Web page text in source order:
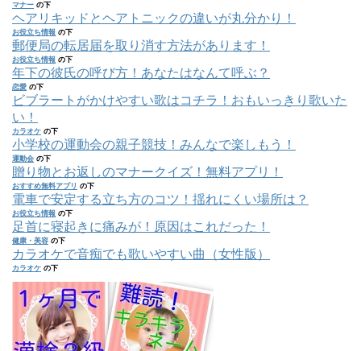
マナー の下
ヘアリキッドとヘアトニックの違いが丸分かり！
お役立ち情報 の下
郵便局の転居届を取り消す方法があります！
お役立ち情報 の下
年下の彼氏の呼び方！あなたはなんて呼ぶ？
恋愛 の下
ビブラートがかけやすい歌はコチラ！おもいっきり歌いた
い！
カラオケ の下
小学校の運動会の親子競技！みんなで楽しもう！
運動会 の下
贈り物とお返しのマナークイズ！無料アプリ！
おすすめ無料アプリ の下
電車で安定する立ち方のコツ！揺れにくい場所は？
お役立ち情報 の下
足首に寝起きに痛みが！原因はこれだった！
健康・美容 の下
カラオケで音痴でも歌いやすい曲（女性版）
カラオケ の下